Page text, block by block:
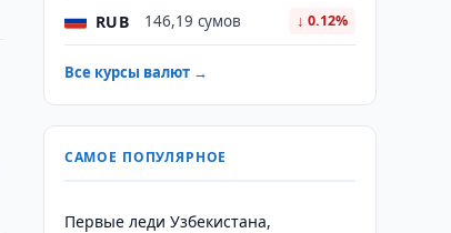
RUB 146,19 сумов ↓ 0.12%
Все курсы валют →
САМОЕ ПОПУЛЯРНОЕ
Первые леди Узбекистана,